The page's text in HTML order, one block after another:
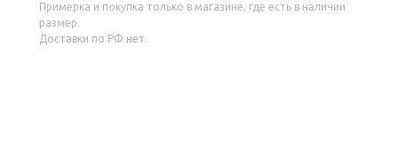
Примерка и покупка только в магазине, где есть в наличии
размер.
Доставки по РФ нет.